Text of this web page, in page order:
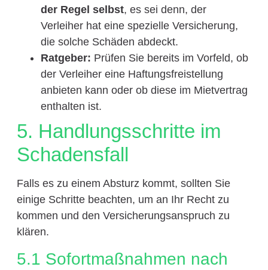
der Regel selbst, es sei denn, der
Verleiher hat eine spezielle Versicherung,
die solche Schäden abdeckt.
Ratgeber: Prüfen Sie bereits im Vorfeld, ob
der Verleiher eine Haftungsfreistellung
anbieten kann oder ob diese im Mietvertrag
enthalten ist.
5. Handlungsschritte im
Schadensfall
Falls es zu einem Absturz kommt, sollten Sie
einige Schritte beachten, um an Ihr Recht zu
kommen und den Versicherungsanspruch zu
klären.
5.1 Sofortmaßnahmen nach